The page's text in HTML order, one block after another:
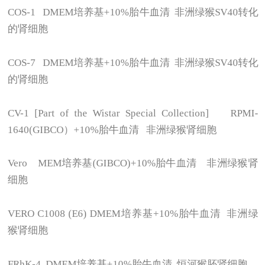
COS-1 DMEM培养基+10%胎牛血清 非洲绿猴SV40转化
的肾细胞
COS-7 DMEM培养基+10%胎牛血清 非洲绿猴SV40转化
的肾细胞
CV-1 [Part of the Wistar Special Collection] RPMI-
1640(GIBCO）+10%胎牛血清 非洲绿猴肾细胞
Vero MEM培养基(GIBCO)+10%胎牛血清 非洲绿猴肾
细胞
VERO C1008 (E6) DMEM培养基+10%胎牛血清 非洲绿
猴肾细胞